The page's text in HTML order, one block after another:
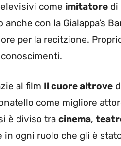
come imitatore di
anche con la Gialappa’s
per la recitzione.
al film Il cuore altrove
come migliore
è diviso tra cinema,
ogni ruolo che gli è